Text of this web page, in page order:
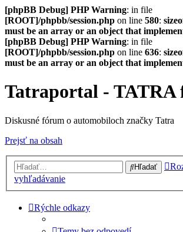
[phpBB Debug] PHP Warning: in file
[ROOT]/phpbb/session.php on line 580:
must be an array or an object that
[phpBB Debug] PHP Warning: in file
[ROOT]/phpbb/session.php on line 636:
must be an array or an object that
Tatraportal - TATRA
Diskusné fórum o automobiloch značky Tatra
Prejsť na obsah
Hľadať
vyhľadávanie
Rýchle odkazy